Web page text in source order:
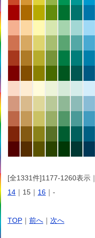
[全1331件]1177-1260表示｜
14 ｜15｜ 16 ｜-
TOP ｜ 前へ ｜ 次へ